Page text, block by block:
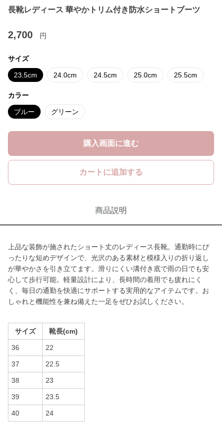
長靴レディース 華やかトリム付き防水ショートブーツ
2,700 円
サイズ
23.5cm 24.0cm 24.5cm 25.0cm 25.5cm
カラー
ブルー グリーン
購入画面に進む
カートに追加する
商品説明
上品な装飾が施されたショート丈のレディース長靴。通勤時にぴ
ったりな短めデザインで、光沢のある素材と模様入りの折り返し
が華やかさを引き立てます。滑りにくい溝付き底で雨の日でも安
心して歩行可能。軽量設計により、長時間の着用でも疲れにく
く、毎日の通勤を快適にサポートする実用的なアイテムです。お
しゃれと機能性を兼ね備えた一足をぜひお試しください。
サイズ 靴長(cm)
36 22
37 22.5
38 23
39 23.5
40 24